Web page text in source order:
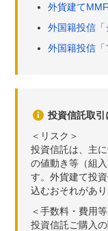
外貨建てMMF
外国籍投信「
外国籍投信
投資信託取
＜リスク＞
投資信託は、主
の値動き等（組
す。外貨建て投
込むおそれがあ
＜手数料・費用等
投資信託ご購入